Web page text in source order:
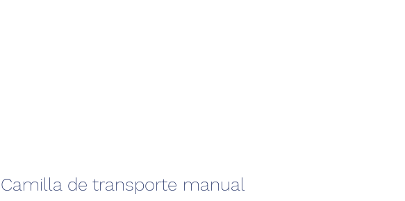
Camilla de transporte manual